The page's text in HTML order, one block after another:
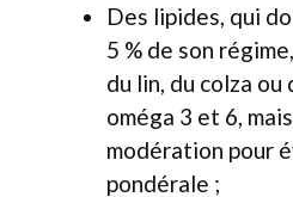
Des lipides, qui
5 % de son
du lin, du colza ou
oméga 3 et 6,
modération pour
pondérale ;